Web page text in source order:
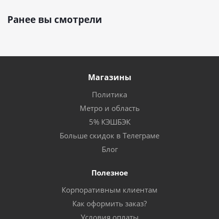
Ранее вы смотрели
Магазины
Политика
Метро и область
5% КЭШБЭК
Больше скидок в Телеграме
Блог
Полезное
Корпоративным клиентам
Как оформить заказ?
Условия оплаты